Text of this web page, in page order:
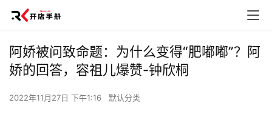
阿娇被问致命题：为什么变得“肥嘟嘟”？阿
娇的回答，容祖儿爆赞-钟欣桐
2022年11月27日 下午1:16 默认分类